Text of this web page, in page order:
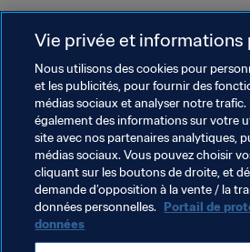
Développement durable
Droits de l'homme et lutte contre
la discrimination
Santé et médical
Initiatives en matière de
formation
Vie privée et informations
Nous utilisons des cookies pour
et les publicités, pour fournir des
médias sociaux et analyser notre
également des informations sur votre
site avec nos partenaires analytiques,
médias sociaux. Vous pouvez choisir
cliquant sur les boutons de droite, et
demande d’opposition à la vente / la
données personnelles. Portail de
données